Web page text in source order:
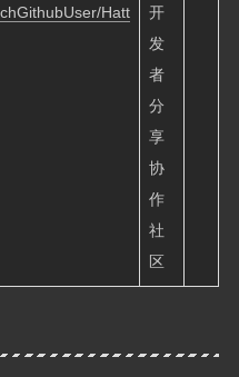
Hatt
开
发
者
分
享
协
作
社
区